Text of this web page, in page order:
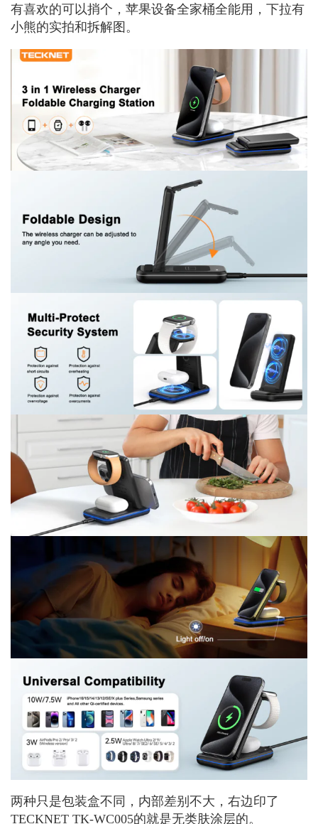
有喜欢的可以捎个，苹果设备全家桶全能用，下拉有
小熊的实拍和拆解图。
两种只是包装盒不同，内部差别不大，右边印了
TECKNET TK-WC005的就是无类肤涂层的。